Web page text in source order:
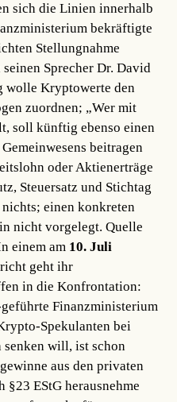
sich die Linien innerhalb
bekräftigte
Stellungnahme
Sprecher Dr. David
wolle Kryptowerte den
zuordnen; „Wer mit
soll künftig ebenso einen
beitragen
oder Aktienerträge
Steuersatz und Stichtag
einen konkreten
nicht vorgelegt.Quelle
einem am 10. Juli
geht ihr
in die Konfrontation:
geführte Finanzministerium
Spekulanten bei
senken will, ist schon
aus den privaten
§23 EStG herausnehme